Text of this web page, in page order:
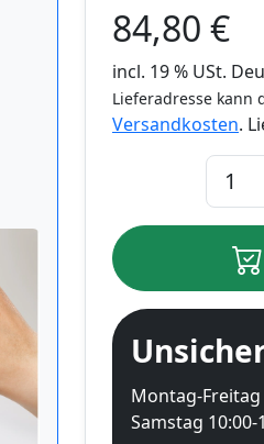
84,80 €
incl. 19 % USt.
Lieferadresse kann
Versandkosten.
Montag-Freitag
Samstag 10:00-